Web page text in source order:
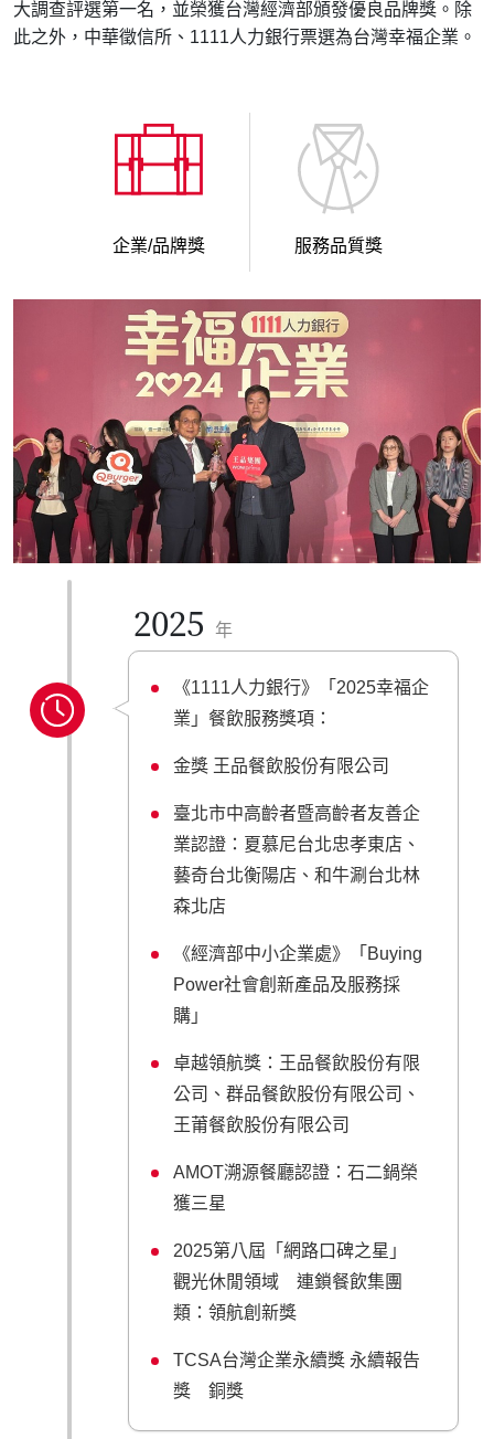
大調查評選第一名，並榮獲台灣經濟部頒發優良品牌獎。除
此之外，中華徵信所、1111人力銀行票選為台灣幸福企業。
企業/品牌獎 服務品質獎
2025 年
《1111人力銀行》「2025幸福企
業」餐飲服務獎項：
金獎 王品餐飲股份有限公司
臺北市中高齡者暨高齡者友善企
業認證：夏慕尼台北忠孝東店、
藝奇台北衡陽店、和牛涮台北林
森北店
《經濟部中小企業處》「Buying
Power社會創新產品及服務採
購」
卓越領航獎：王品餐飲股份有限
公司、群品餐飲股份有限公司、
王莆餐飲股份有限公司
AMOT溯源餐廳認證：石二鍋榮
獲三星
2025第八屆「網路口碑之星」
觀光休閒領域 連鎖餐飲集團
類：領航創新獎
TCSA台灣企業永續獎 永續報告
獎 銅獎